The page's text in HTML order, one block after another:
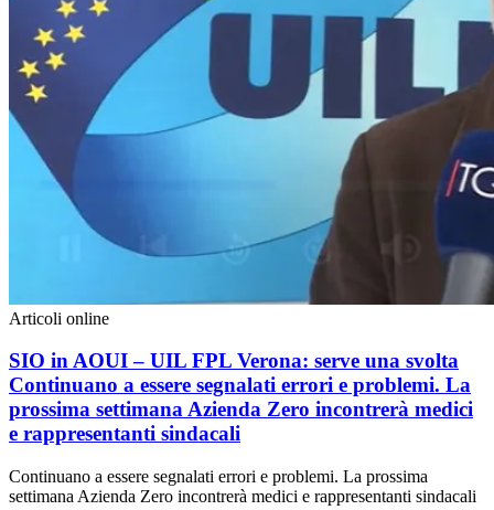
Articoli online
SIO in AOUI – UIL FPL Verona: serve una svolta
Continuano a essere segnalati errori e problemi. La
prossima settimana Azienda Zero incontrerà medici
e rappresentanti sindacali
Continuano a essere segnalati errori e problemi. La prossima
settimana Azienda Zero incontrerà medici e rappresentanti sindacali